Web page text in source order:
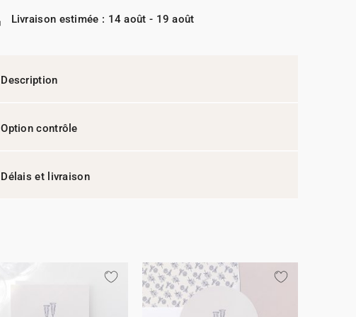
Livraison estimée : 14 août - 19 août
Description
Option contrôle
Délais et livraison